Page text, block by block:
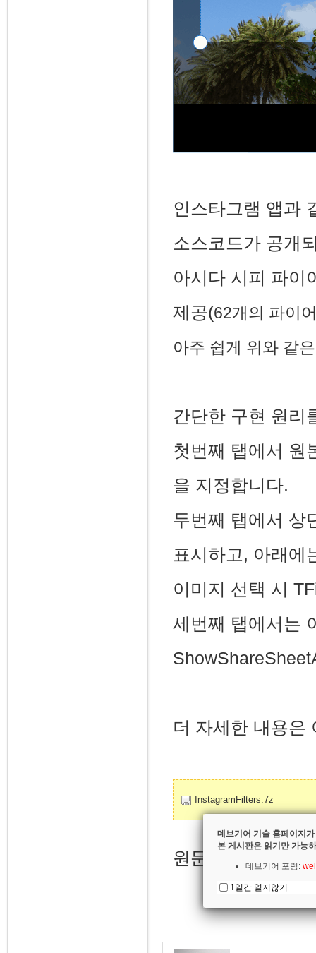
인스타그램 앱과
소스코드가 공개
아시다 시피 파이
제공(62개의 파이
아주 쉽게 위와 같
간단한 구현 원리
첫번째 탭에서 원
을 지정합니다.
두번째 탭에서 상
표시하고, 아래에
이미지 선택 시
세번째 탭에서는
더 자세한 내용은
InstagramFilters.7z
원문 : http://
데브기어 기술 홈페이지
본 게시판은 읽기만 가능
데브기어 포럼:
1일간 열지않기